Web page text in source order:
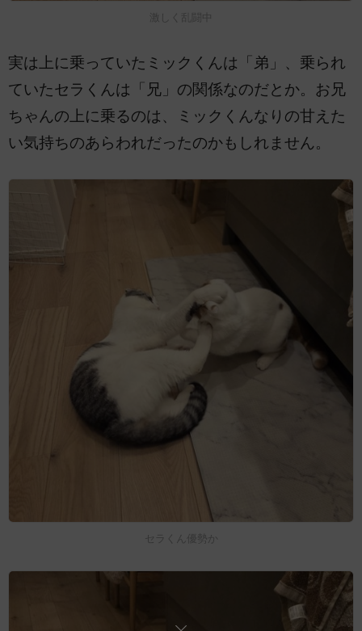
激しく乱闘中
実は上に乗っていたミックくんは「弟」、乗られ
ていたセラくんは「兄」の関係なのだとか。お兄
ちゃんの上に乗るのは、ミックくんなりの甘えた
い気持ちのあらわれだったのかもしれません。
セラくん優勢か